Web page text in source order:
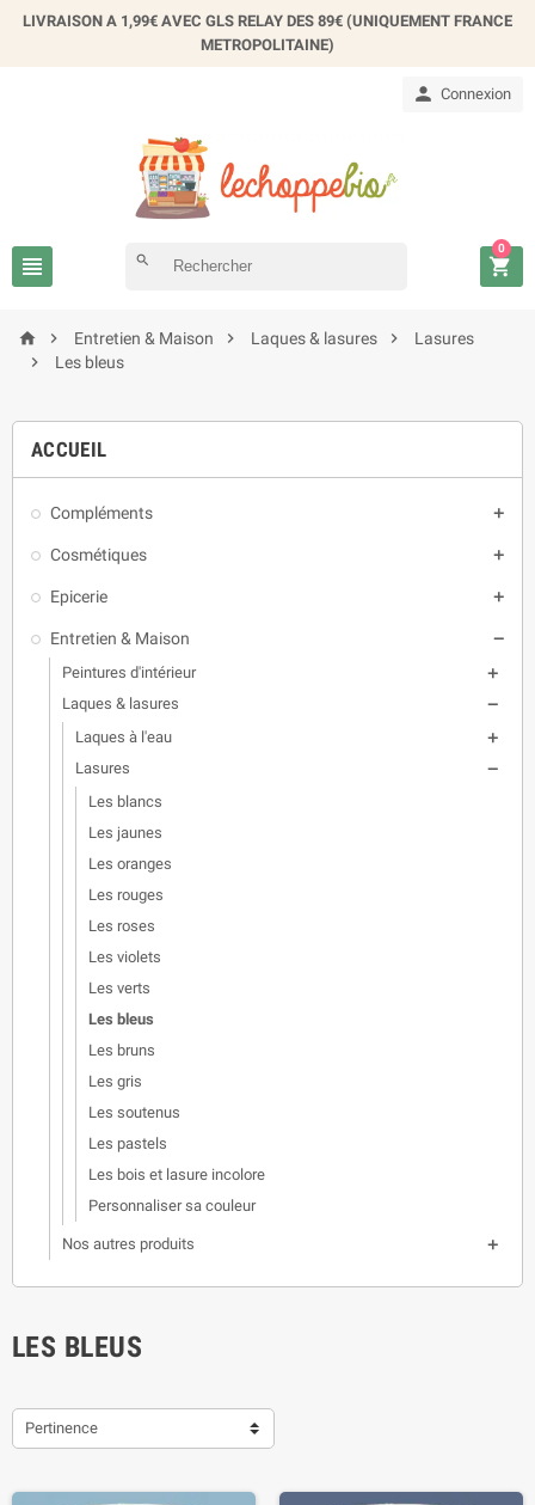
LIVRAISON A 1,99€ AVEC GLS RELAY DES 89€ (UNIQUEMENT FRANCE
METROPOLITAINE)
 Connexion
 search 
0
  Entretien & Maison  Laques & lasures 
Lasures

Les bleus
ACCUEIL
Compléments 
Cosmétiques 
Epicerie 
Entretien & Maison 
Peintures d'intérieur 
Laques & lasures 
Laques à l'eau 
Lasures 
Les blancs
Les jaunes
Les oranges
Les rouges
Les roses
Les violets
Les verts
Les bleus
Les bruns
Les gris
Les soutenus
Les pastels
Les bois et lasure incolore
Personnaliser sa couleur
Nos autres produits 
LES BLEUS
Pertinence